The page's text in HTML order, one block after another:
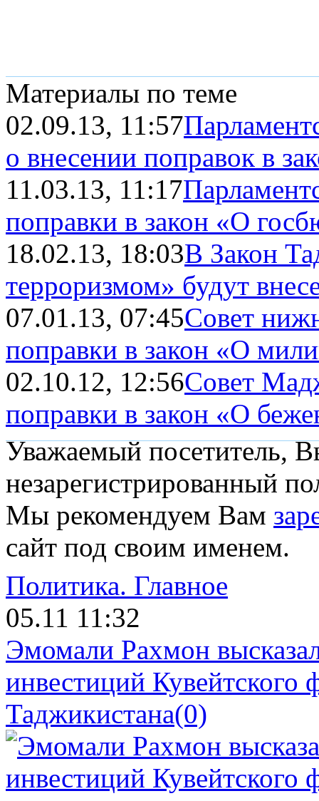
Материалы по теме
02.09.13, 11:57
о внесении поправок в
11.03.13, 11:17
поправки в закон «О
18.02.13, 18:03В Закон
терроризмом» будут
07.01.13, 07:45Совет
поправки в закон «О
02.10.12, 12:56Совет
поправки в закон «О
Уважаемый посетитель,
незарегистрированный
Мы рекомендуем Вам
сайт под своим именем.
Политика. Главное
05.11 11:32
Эмомали Рахмон
инвестиций Кувейтского
Таджикистана(0)